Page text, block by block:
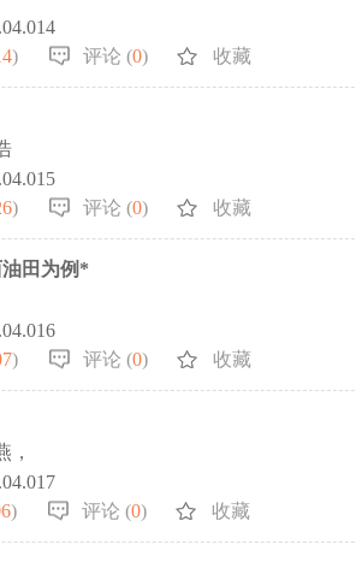
) 评论 (0) 收藏
) 评论 (0) 收藏
田为例*
) 评论 (0) 收藏
，
) 评论 (0) 收藏